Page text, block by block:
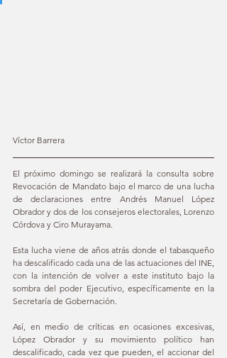
Víctor Barrera
El próximo domingo se realizará la consulta sobre
Revocación de Mandato bajo el marco de una lucha
de declaraciones entre Andrés Manuel López
Obrador y dos de los consejeros electorales, Lorenzo
Córdova y Ciro Murayama.
Esta lucha viene de años atrás donde el tabasqueño
ha descalificado cada una de las actuaciones del INE,
con la intención de volver a este instituto bajo la
sombra del poder Ejecutivo, específicamente en la
Secretaría de Gobernación.
Así, en medio de críticas en ocasiones excesivas,
López Obrador y su movimiento político han
descalificado, cada vez que pueden, el accionar del